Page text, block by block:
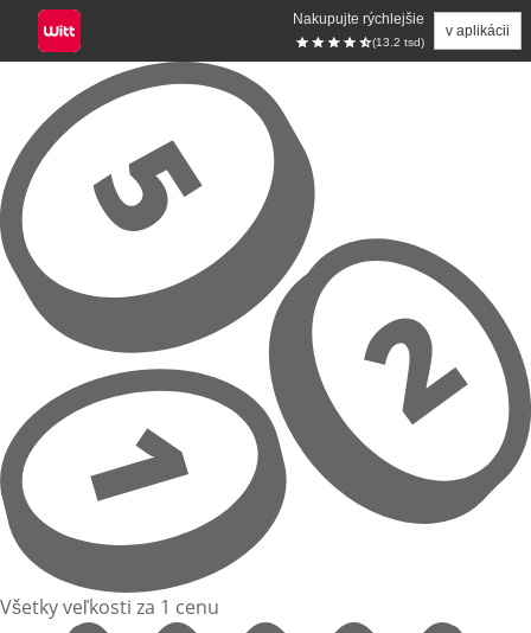
Nakupujte rýchlejšie
(13.2 tsd)
v aplikácii
Prejsť na hlavný obsah
Všetky veľkosti za 1 cenu